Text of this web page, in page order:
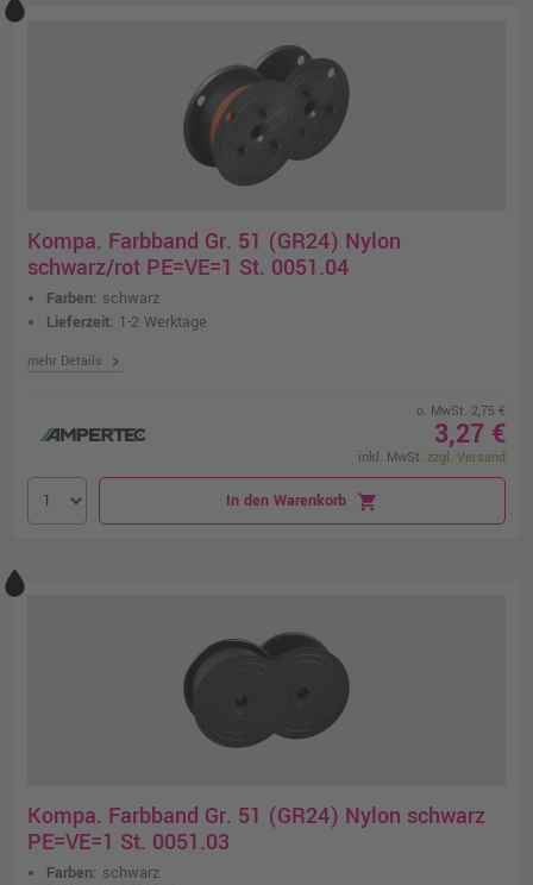
Kompa. Farbband Gr. 51 (GR24) Nylon
schwarz/rot PE=VE=1 St. 0051.04
Farben: schwarz
Lieferzeit: 1-2 Werktage
mehr Details chevron_right
o. MwSt. 2,75 €
3,27 €
inkl. MwSt. zzgl. Versand
In den Warenkorb shopping_cart
Kompa. Farbband Gr. 51 (GR24) Nylon schwarz
PE=VE=1 St. 0051.03
Farben: schwarz